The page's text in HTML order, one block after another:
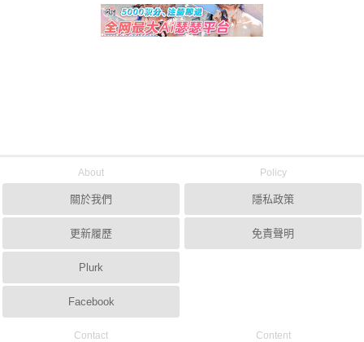
About
關於我們
更新履歷
Plurk
Facebook
Policy
隱私政策
免責聲明
Contact Content